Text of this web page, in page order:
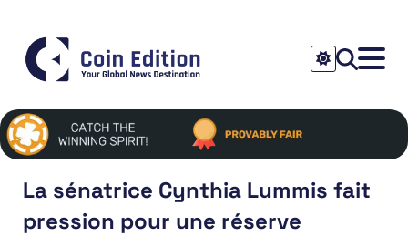
La sénatrice Cynthia Lummis fait
pression pour une réserve